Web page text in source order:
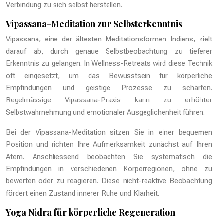
Verbindung zu sich selbst herstellen.
Vipassana-Meditation zur Selbsterkenntnis
Vipassana, eine der ältesten Meditationsformen Indiens, zielt
darauf ab, durch genaue Selbstbeobachtung zu tieferer
Erkenntnis zu gelangen. In Wellness-Retreats wird diese Technik
oft eingesetzt, um das Bewusstsein für körperliche
Empfindungen und geistige Prozesse zu schärfen.
Regelmässige Vipassana-Praxis kann zu erhöhter
Selbstwahrnehmung und emotionaler Ausgeglichenheit führen.
Bei der Vipassana-Meditation sitzen Sie in einer bequemen
Position und richten Ihre Aufmerksamkeit zunächst auf Ihren
Atem. Anschliessend beobachten Sie systematisch die
Empfindungen in verschiedenen Körperregionen, ohne zu
bewerten oder zu reagieren. Diese nicht-reaktive Beobachtung
fördert einen Zustand innerer Ruhe und Klarheit.
Yoga Nidra für körperliche Regeneration